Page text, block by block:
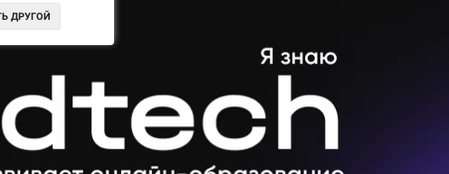
СЕРИАЛЫ
КОНКУРСЫ ГИД ПОТРЕБИТЕЛЯ
ДРУГОЙ